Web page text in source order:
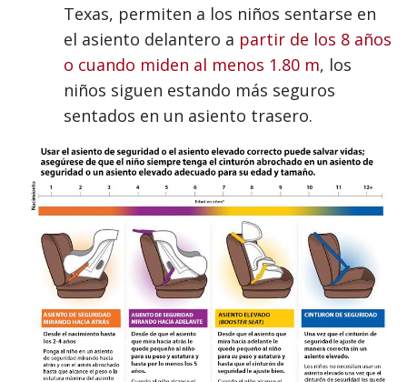
Texas, permiten a los niños sentarse en
el asiento delantero a partir de los 8 años
o cuando miden al menos 1.80 m, los
niños siguen estando más seguros
sentados en un asiento trasero.